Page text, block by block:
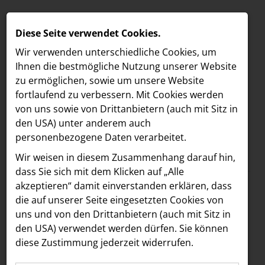
MELDUNGEN
LOEBELL NORDBERG
INNER
aehre
Astoria Artshow
B/S/H Hausgeräte
Meldungen / The Hoxton
Text Bilder
10.07.2024
Bouvier X X.O Grill:
Eigens kreierter X.O
Diese Seite verwendet Cookies.
Wir verwenden unterschiedliche Cookies, um
Ihnen die best­mögliche Nutzung unserer Website
zu ermöglichen, sowie um unsere Website
fortlaufend zu verbessern. Mit Cookies werden
von uns sowie von Drittanbietern (auch mit Sitz in
den USA) unter anderem auch
personenbezogene Daten verarbeitet.
Wir weisen in diesem Zusammenhang darauf hin,
dass Sie sich mit dem Klicken auf „Alle
akzeptieren“ damit ein­ver­standen erklären, dass
die auf unserer Seite eingesetzten Cookies von
uns und von den Drittanbietern (auch mit Sitz in
den USA) verwendet werden dürfen. Sie können
diese Zustimmung jederzeit widerrufen.